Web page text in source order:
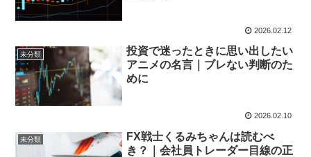
2026.02.12
未分類
投資で迷ったときに思い出したい
アニメの名言｜ブレない判断のた
めに
2026.02.10
未分類
FX戦士くるみちゃんは読むべ
き？｜会社員トレーダー目線の正